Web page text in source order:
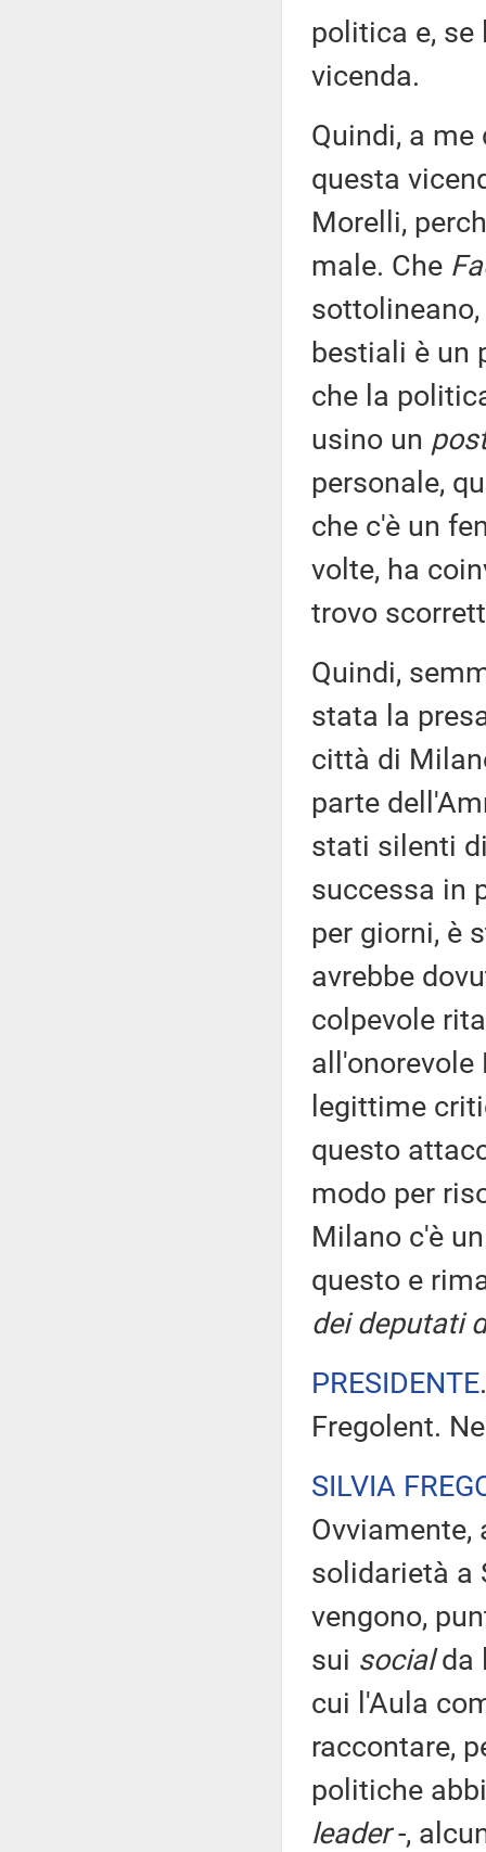
politica e,
vicenda.
Quindi, a
questa
Morelli,
male. Che
bestiali è un
che la
usino un
personale,
che c'è un
volte, ha
trovo
Quindi,
stata la
città di
parte
stati silenti
successa in
per giorni, è
avrebbe
colpevole
legittime
questo
modo per
Milano c'è
questo e
dei deputati
PRESIDENTE
Fregolent.
SILVIA
Ovviamente,
solidarietà a
vengono,
sui socialda
cui l'Aula
raccontare,
politiche
leader-,